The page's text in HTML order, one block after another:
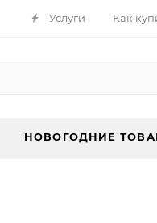
Услуги Как
НОВОГОДНИЕ